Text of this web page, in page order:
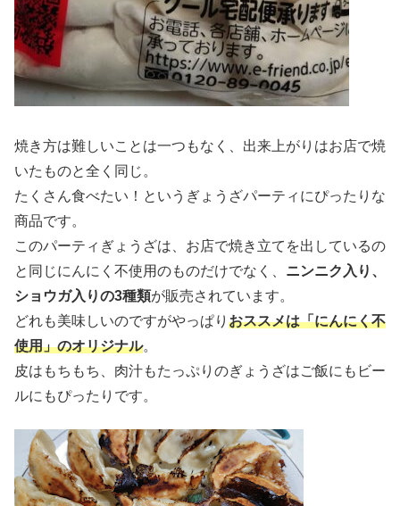
焼き方は難しいことは一つもなく、出来上がりはお店で焼
いたものと全く同じ。
たくさん食べたい！というぎょうざパーティにぴったりな
商品です。
このパーティぎょうざは、お店で焼き立てを出しているの
と同じにんにく不使用のものだけでなく、 ニンニク入り、
ショウガ入りの3種類が販売されています。
どれも美味しいのですがやっぱり おススメは「にんにく不
使用」のオリジナル。
皮はもちもち、肉汁もたっぷりのぎょうざはご飯にもビー
ルにもぴったりです。